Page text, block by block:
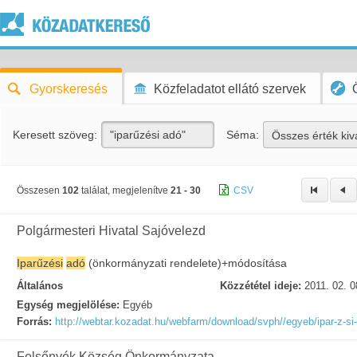
Gyorskeresés Közfeladatot ellátó szervek
Keresett szöveg: Séma: Összes érték
Összesen 102 találat, megjelenítve 21 - 30 CSV
Polgármesteri Hivatal Sajóvelezd
Iparűzési adó (önkormányzati rendelete)+módosítása
Általános Közzététel ideje: 2011. 02.
Egység megjelölése: Egyéb
Forrás: http://webtar.kozadat.hu/webfarm/download/svph//egyeb/ipar-z-